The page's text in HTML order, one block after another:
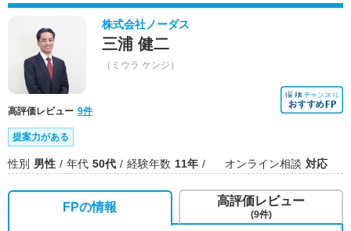
株式会社ノーダス
三浦 健二
（ミウラ ケンジ）
高評価レビュー 9件
提案力がある
性別 男性 年代 50代 経験年数 11年 オンライン相談 対応
FPの情報 高評価レビュー
(9件)